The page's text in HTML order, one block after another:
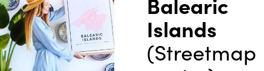
Islands
(Streetmap